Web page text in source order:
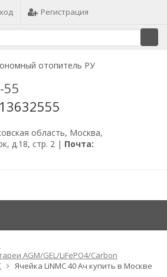
Регистрация
55
область, Москва,
д.18, стр. 2 | Почта:
AGM/GEL/LiFePO4/Carbon
Ячейка LiNMC 40 Ач купить в Москве